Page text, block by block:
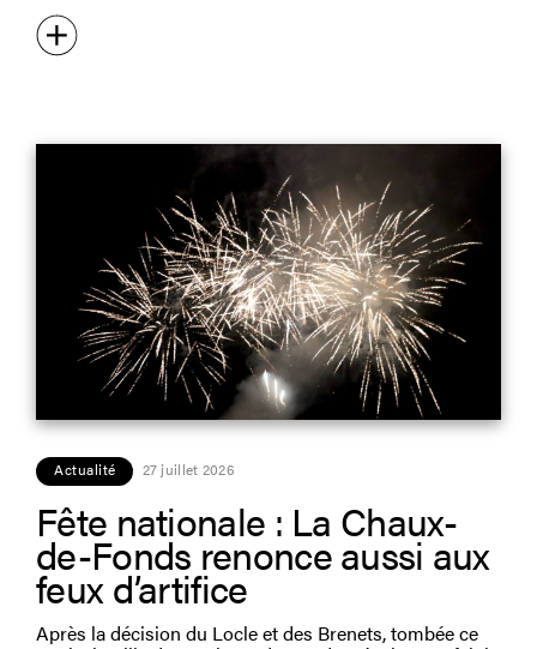
Actualité 27 juillet 2026
Fête nationale : La Chaux-
de-Fonds renonce aussi aux
feux d’artifice
Après la décision du Locle et des Brenets, tombée ce